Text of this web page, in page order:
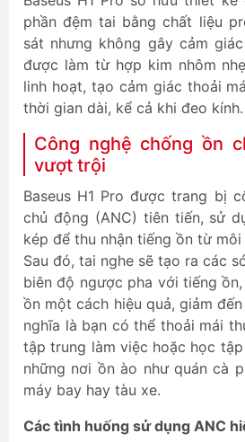
phần đệm tai bằng chất liệu
sát nhưng không gây cảm
được làm từ hợp kim nhôm
linh hoạt, tạo cảm giác thoải
thời gian dài, kể cả khi đeo kính.
Công nghệ chống ồn
vượt trội
Baseus H1 Pro được trang bị
chủ động (ANC) tiên tiến, sử
kép để thu nhận tiếng ồn từ
Sau đó, tai nghe sẽ tạo ra các
biên độ ngược pha với tiếng
ồn một cách hiệu quả, giảm
nghĩa là bạn có thể thoải mái
tập trung làm việc hoặc học
những nơi ồn ào như quán cà
máy bay hay tàu xe.
Các tình huống sử dụng ANC